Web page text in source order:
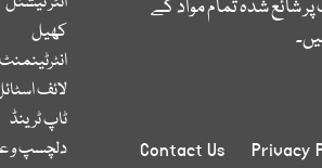
شائع شدہ تمام مواد کے
Privacy
Contact Us
کھیل
انٹرٹینمنٹ
لائف
ٹاپ ٹرینڈ
دلچسپ و